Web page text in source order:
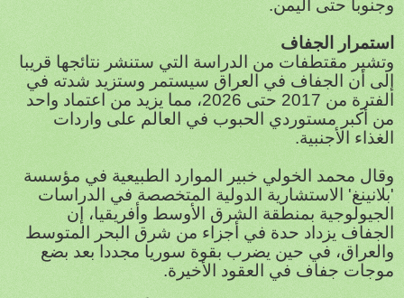
وجنوبا حتى اليمن.
استمرار الجفاف
وتشير مقتطفات من الدراسة التي ستنشر نتائجها قريبا
إلى أن الجفاف في العراق سيستمر وستزيد شدته في
الفترة من 2017 حتى 2026، مما يزيد من اعتماد واحد
من أكبر مستوردي الحبوب في العالم على واردات
الغذاء الأجنبية.
وقال محمد الخولي خبير الموارد الطبيعية في مؤسسة
'بلانينغ' الاستشارية الدولية المتخصصة في الدراسات
الجيولوجية بمنطقة الشرق الأوسط وأفريقيا، إن
الجفاف يزداد حدة في أجزاء من شرق البحر المتوسط
والعراق، في حين يضرب بقوة سوريا مجددا بعد بضع
موجات جفاف في العقود الأخيرة.